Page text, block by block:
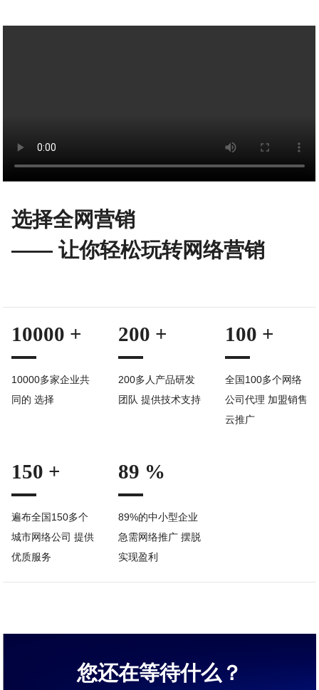
选择全网营销
—— 让你轻松玩转网络营销
10000 +
10000多家企业共
同的 选择
200 +
200多人产品研发
团队 提供技术支持
100 +
全国100多个网络
公司代理 加盟销售
云推广
150 +
遍布全国150多个
城市网络公司 提供
优质服务
89 %
89%的中小型企业
急需网络推广 摆脱
实现盈利
您还在等待什么？